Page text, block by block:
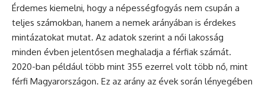
Érdemes kiemelni, hogy a népességfogyás nem csupán a
teljes számokban, hanem a nemek arányában is érdekes
mintázatokat mutat. Az adatok szerint a női lakosság
minden évben jelentősen meghaladja a férfiak számát.
2020-ban például több mint 355 ezerrel volt több nő, mint
férfi Magyarországon. Ez az arány az évek során lényegében